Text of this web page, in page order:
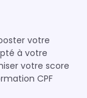
votre
à votre
votre score
CPF